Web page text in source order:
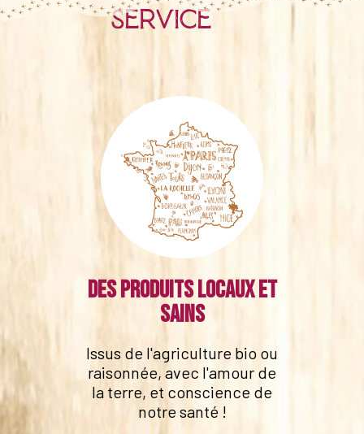
service
Des produits locaux et
sains
Issus de l'agriculture bio ou
raisonnée, avec l'amour de
la terre, et conscience de
notre santé !